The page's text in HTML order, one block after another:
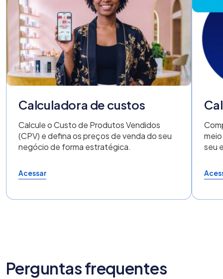
Calculadora de custos
Calcule o Custo de Produtos Vendidos
(CPV) e defina os preços de venda do seu
negócio de forma estratégica.
Acessar
seu
Perguntas frequentes